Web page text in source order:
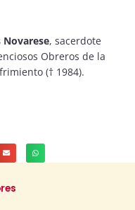
Novarese, sacerdote
Obreros de la
(† 1984).